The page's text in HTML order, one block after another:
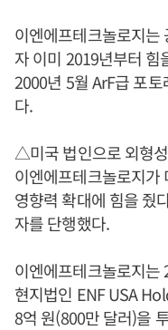
이엔에프테크놀로지는
자 이미 2019년부터 힘
2000년 5월 ArF급 포
다.
△미국 법인으로 외형
이엔에프테크놀로지가
영향력 확대에 힘을 줬
자를 단행했다.
이엔에프테크놀로지는
현지법인 ENF USA
8억 원(800만 달러)을